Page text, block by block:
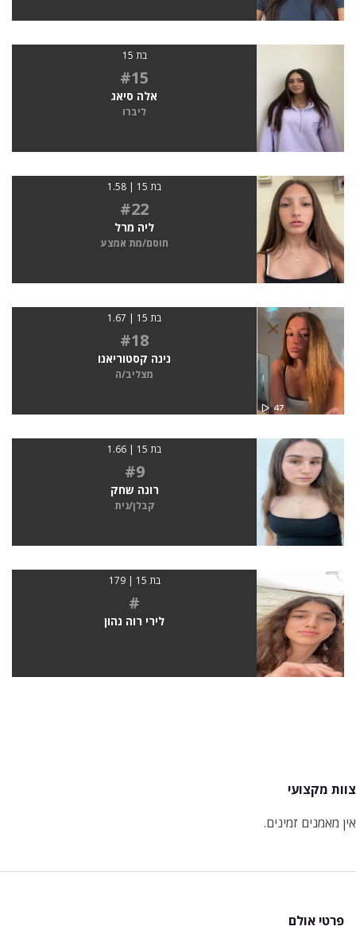
בת 15
#15
אלה סיאג
ליברו
בת 15 | 1.58
#22
ליה מרל
חוסם/מת אמצע
בת 15 | 1.67
#18
נינה קסטוריאנו
מצליב/ה
בת 15 | 1.66
#9
רונה שחק
קבלן/נית
בת 15 | 179
#
לירי רוה נהון
צוות מקצועי
אין מאמנים זמינים.
פרטי אולם